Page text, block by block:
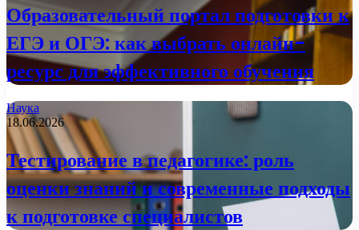
Образовательный портал подготовки к
ЕГЭ и ОГЭ: как выбрать онлайн-
ресурс для эффективного обучения
Наука
18.06.2026
Тестирование в педагогике: роль
оценки знаний и современные подходы
к подготовке специалистов